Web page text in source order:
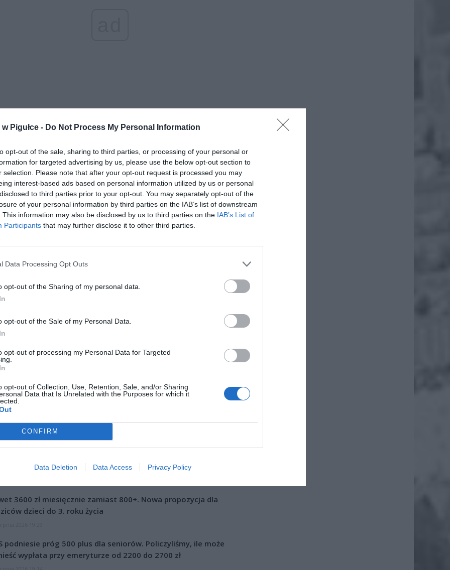
Pigułce - Do Not Process My Personal Information
opt-out of the sale, sharing to third parties, or processing of your personal or
for targeted advertising by us, please use the below opt-out section to
selection. Please note that after your opt-out request is processed you may
interest-based ads based on personal information utilized by us or personal
to third parties prior to your opt-out. You may separately opt-out of the
of your personal information by third parties on the IAB’s list of downstream
This information may also be disclosed by us to third parties on the IAB’s List of
Participants that may further disclose it to other third parties.
Data Processing Opt Outs
opt-out of the Sharing of my personal data.
opt-out of the Sale of my Personal Data.
opt-out of processing my Personal Data for Targeted
opt-out of Collection, Use, Retention, Sale, and/or Sharing
Data that Is Unrelated with the Purposes for which it
CONFIRM
Data Deletion Data Access Privacy Policy
nas do preferowanych źródeł w Google
Policji
Policji
Policji
Warszawa Okęcie wpłynęły zgłoszenia jednej z linii lotniczych o procederze
samolotów w okresie ostatnich dwóch lat na łączną kwotę 150 tysięcy
ad
3600 zł miesięcznie zamiast 800+. Nowa propozycja dla
dzieci do 3. roku życia
podniesie próg 500 plus dla seniorów. Policzyliśmy, ile może
wypłata przy emeryturze od 2200 do 2700 zł